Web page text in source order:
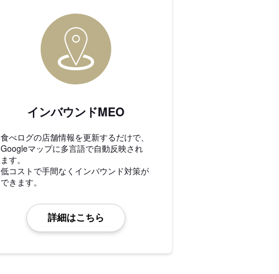
インバウンドMEO
食べログの店舗情報を更新するだけで、
Googleマップに多言語で自動反映され
ます。
低コストで手間なくインバウンド対策が
できます。
詳細はこちら